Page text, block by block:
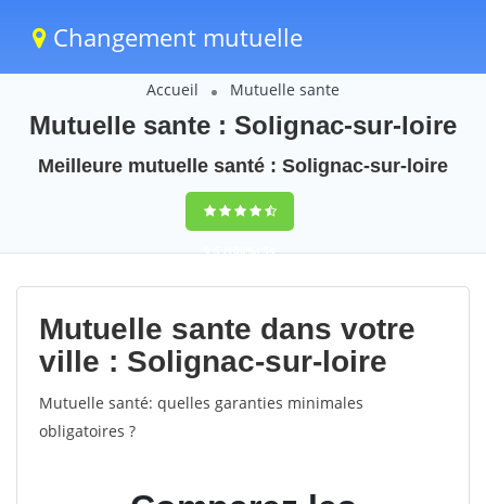
Changement mutuelle
Accueil Mutuelle sante
Mutuelle sante : Solignac-sur-loire
Meilleure mutuelle santé : Solignac-sur-loire
9,5(100%)34
votes
Mutuelle sante dans votre
ville : Solignac-sur-loire
Mutuelle santé: quelles garanties minimales
obligatoires ?